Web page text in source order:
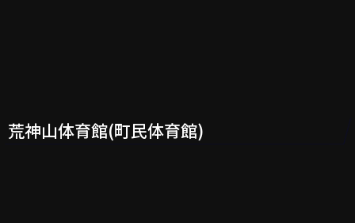
荒神山体育館(町民体育館)